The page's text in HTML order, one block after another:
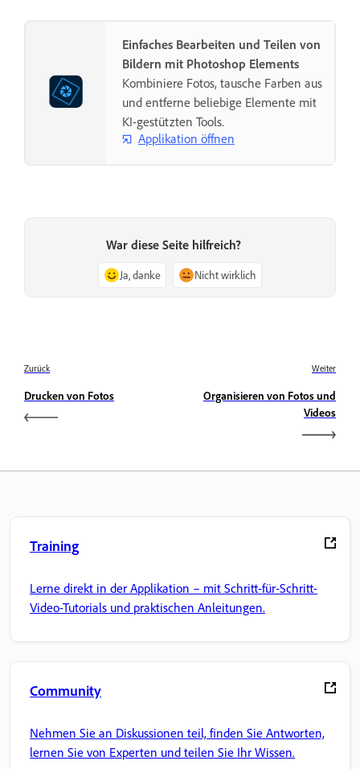
Einfaches Bearbeiten und Teilen von
Bildern mit Photoshop Elements
Kombiniere Fotos, tausche Farben aus
und entferne beliebige Elemente mit
KI-gestützten Tools.
Applikation öffnen
War diese Seite hilfreich?
Ja, danke Nicht wirklich
Zurück
Drucken von Fotos
Weiter
Organisieren von Fotos und
Videos
Training
Lerne direkt in der Applikation – mit Schritt-für-Schritt-
Video-Tutorials und praktischen Anleitungen.
Community
Nehmen Sie an Diskussionen teil, finden Sie Antworten,
lernen Sie von Experten und teilen Sie Ihr Wissen.